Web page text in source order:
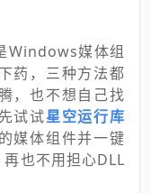
Windows媒体组
药，三种方法都
，也不想自己找
试试星空运行库
媒体组件并一键
也不用担心DLL